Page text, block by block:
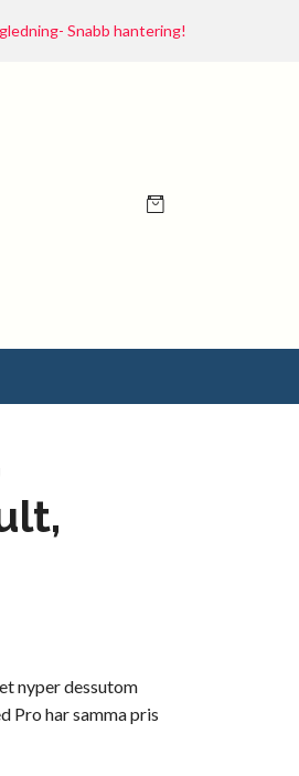
Snabb hantering!
nyper dessutom
Pro har samma pris